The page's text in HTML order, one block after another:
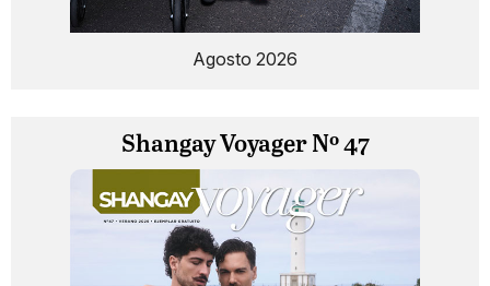
Agosto 2026
Shangay Voyager Nº 47